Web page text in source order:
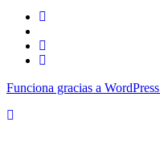
Funciona gracias a WordPress